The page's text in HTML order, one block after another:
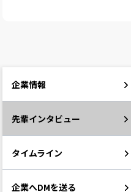
企業情報
先輩インタビュー
タイムライン
企業へDMを送る